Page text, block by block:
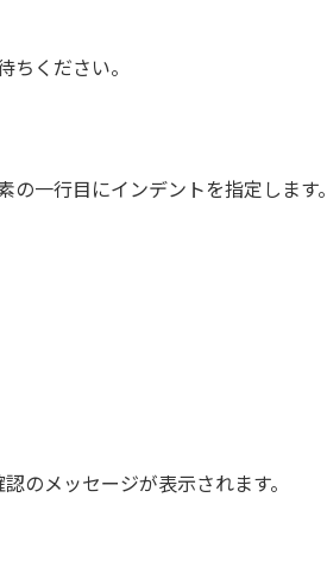
ちください。
の一行目にインデントを指定します。
認のメッセージが表示されます。